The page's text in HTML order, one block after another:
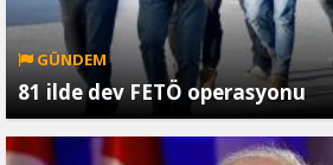
GÜNDEM
81 ilde dev FETÖ operasyonu